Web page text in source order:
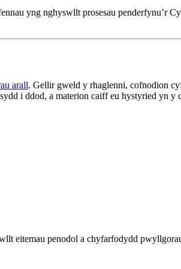
yng nghyswllt prosesau penderfynu’r
arall. Gellir gweld y rhaglenni, cofnodion
i ddod, a materion caiff eu hystyried yn y
eitemau penodol a chyfarfodydd